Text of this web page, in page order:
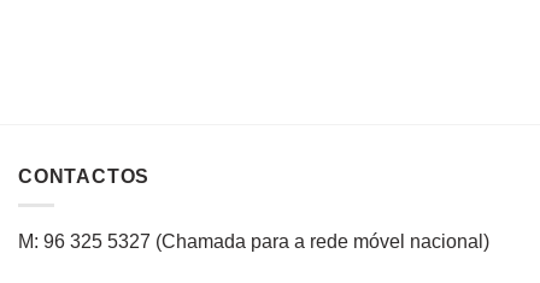
CONTACTOS
M: 96 325 5327 (Chamada para a rede móvel nacional )